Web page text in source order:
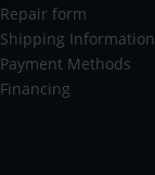
Repair form
Shipping Information
Payment Methods
Financing